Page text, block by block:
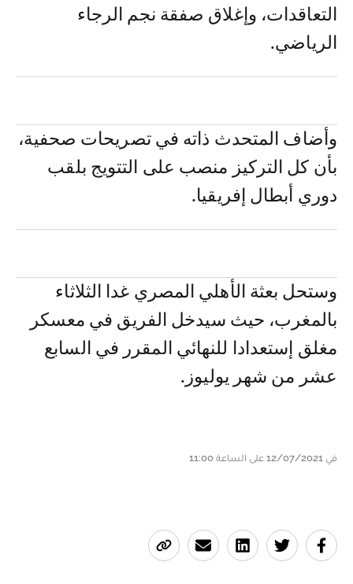
التعاقدات، وإغلاق صفقة نجم الرجاء
الرياضي.
وأضاف المتحدث ذاته في تصريحات صحفية،
بأن كل التركيز منصب على التتويج بلقب
دوري أبطال إفريقيا.
وستحل بعثة الأهلي المصري غدا الثلاثاء
بالمغرب، حيث سيدخل الفريق في معسكر
مغلق إستعدادا للنهائي المقرر في السابع
عشر من شهر يوليوز.
في 12/07/2021 على الساعة 11:00